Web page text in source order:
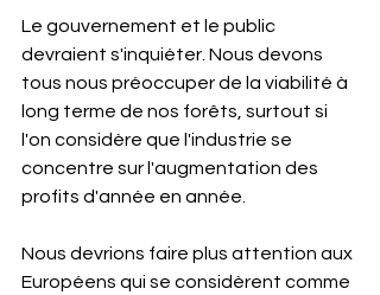
Le gouvernement et le public
devraient s'inquiéter. Nous devons
tous nous préoccuper de la viabilité à
long terme de nos forêts, surtout si
l'on considère que l'industrie se
concentre sur l'augmentation des
profits d'année en année.
Nous devrions faire plus attention aux
Européens qui se considèrent comme